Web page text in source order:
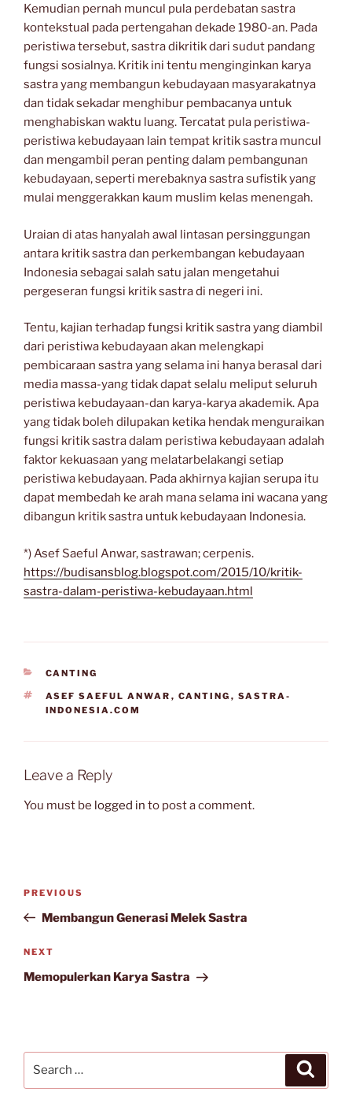
Kemudian pernah muncul pula perdebatan sastra
kontekstual pada pertengahan dekade 1980-an. Pada
peristiwa tersebut, sastra dikritik dari sudut pandang
fungsi sosialnya. Kritik ini tentu menginginkan karya
sastra yang membangun kebudayaan masyarakatnya
dan tidak sekadar menghibur pembacanya untuk
menghabiskan waktu luang. Tercatat pula peristiwa-
peristiwa kebudayaan lain tempat kritik sastra muncul
dan mengambil peran penting dalam pembangunan
kebudayaan, seperti merebaknya sastra sufistik yang
mulai menggerakkan kaum muslim kelas menengah.
Uraian di atas hanyalah awal lintasan persinggungan
antara kritik sastra dan perkembangan kebudayaan
Indonesia sebagai salah satu jalan mengetahui
pergeseran fungsi kritik sastra di negeri ini.
Tentu, kajian terhadap fungsi kritik sastra yang diambil
dari peristiwa kebudayaan akan melengkapi
pembicaraan sastra yang selama ini hanya berasal dari
media massa-yang tidak dapat selalu meliput seluruh
peristiwa kebudayaan-dan karya-karya akademik. Apa
yang tidak boleh dilupakan ketika hendak menguraikan
fungsi kritik sastra dalam peristiwa kebudayaan adalah
faktor kekuasaan yang melatarbelakangi setiap
peristiwa kebudayaan. Pada akhirnya kajian serupa itu
dapat membedah ke arah mana selama ini wacana yang
dibangun kritik sastra untuk kebudayaan Indonesia.
*) Asef Saeful Anwar, sastrawan; cerpenis.
https://budisansblog.blogspot.com/2015/10/kritik-
sastra-dalam-peristiwa-kebudayaan.html
CATEGORIES
CANTING
TAGS
ASEF SAEFUL ANWAR , CANTING , SASTRA-
INDONESIA.COM
Leave a Reply
You must be logged in to post a comment.
Previous
Post
PREVIOUS
Membangun Generasi Melek Sastra
Next
Post
NEXT
Memopulerkan Karya Sastra